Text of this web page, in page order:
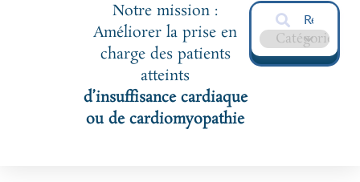
Notre mission :
Améliorer la prise en
charge des patients
atteints
d’insuffisance cardiaque
ou de cardiomyopathie